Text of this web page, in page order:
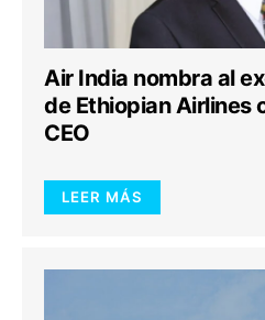
Air India nombra al
de Ethiopian Airlines
CEO
LEER MÁS